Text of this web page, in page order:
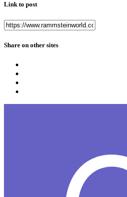
Link to post
Share on other sites